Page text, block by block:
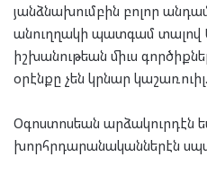
յանձնախումբին բոլոր
անուղղակի պատգամ տալով
իշխանութեան միւս
օրէնքը չեն կրնար
Օգոստոսեան արձակուրդէն
խորհրդարանականներէն